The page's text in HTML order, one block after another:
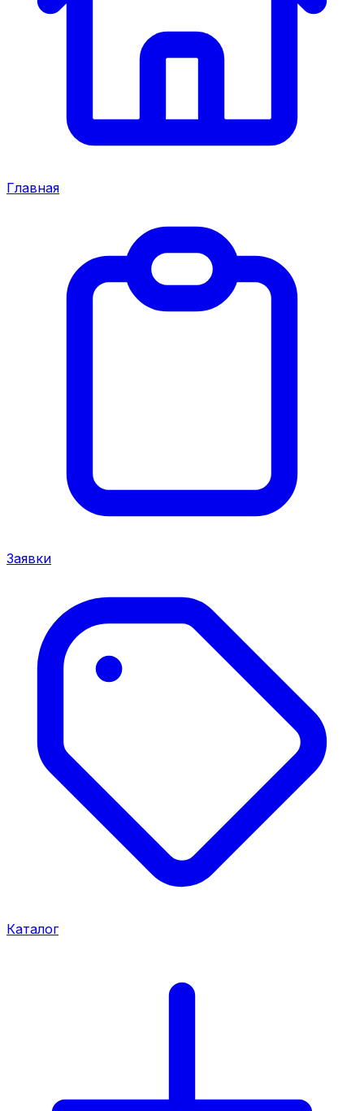
Главная
Заявки
Каталог